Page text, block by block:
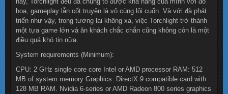
họa, gameplay lẫn cốt truyện là vô cùng lôi cuốn. Và với đà phát
triển như vậy, trong tương lai không xa, việc Torchlight trở thành
một tựa game lớn và ăn khách chắc chắn cũng không còn là một
điều quá khó tin nữa.
System requirements (Minimum):
CPU: 2 GHz single core core Intel or AMD processor RAM: 512
MB of system memory Graphics: DirectX 9 compatible card with
128 MB RAM. Nvidia 6-series or AMD Radeon 800 series graphics